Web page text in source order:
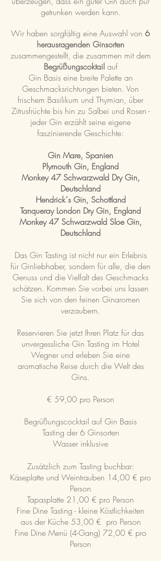
getrunken werden kann.
Wir haben sorgfältig eine Auswahl von 6
herausragenden Ginsorten
zusammengestellt, die zusammen mit dem
Begrüßungscoktail auf
Gin Basis eine breite Palette an
Geschmacksrichtungen bieten. Von
frischem Basilikum und Thymian, über
Zitrusfrüchte bis hin zu Salbei und Rosen -
jeder Gin erzählt seine eigene
faszinierende Geschichte:
Gin Mare, Spanien
Plymouth Gin, England
Monkey 47 Schwarzwald Dry Gin,
Deutschland
Hendrick´s Gin, Schottland
Tanqueray London Dry Gin, England
Monkey 47 Schwarzwald Sloe Gin,
Deutschland
Das Gin Tasting ist nicht nur ein Erlebnis
für Ginliebhaber, sondern für alle, die den
Genuss und die Vielfalt des Geschmacks
schätzen. Kommen Sie vorbei uns lassen
Sie sich von den feinen Ginaromen
verzaubern.
Reservieren Sie jetzt Ihren Platz für das
unvergessliche Gin Tasting im Hotel
Wegner und erleben Sie eine
aromatische Reise durch die Welt des
Gins.
€ 59,00 pro Person
Begrüßungscocktail auf Gin Basis
Tasting der 6 Ginsorten
Wasser inklusive
Zusätzlich zum Tasting buchbar:
Käseplatte und Weintrauben 14,00 € pro
Person
Tapasplatte 21,00 € pro Person
Fine Dine Tasting - kleine Köstlichkeiten
aus der Küche 53,00 € pro Person
Fine Dine Menü (4-Gang) 72,00 € pro
Person